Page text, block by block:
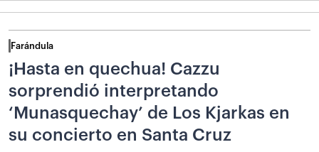
Farándula
¡Hasta en quechua! Cazzu
sorprendió interpretando
‘Munasquechay’ de Los Kjarkas en
su concierto en Santa Cruz